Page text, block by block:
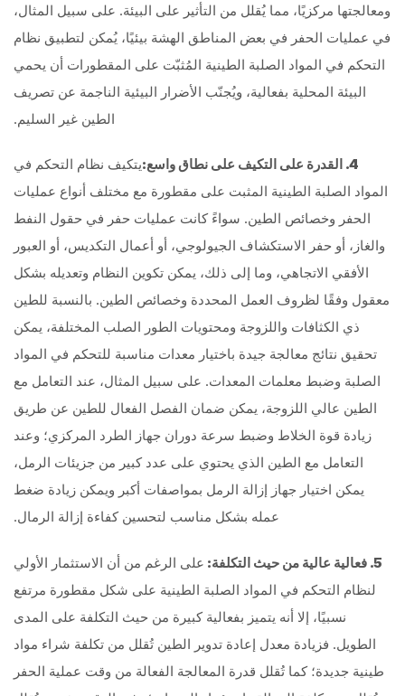
ومعالجتها مركزيًا، مما يُقلل من التأثير على البيئة. على سبيل المثال،
في عمليات الحفر في بعض المناطق الهشة بيئيًا، يُمكن لتطبيق نظام
التحكم في المواد الصلبة الطينية المُثبّت على المقطورات أن يحمي
البيئة المحلية بفعالية، ويُجنّب الأضرار البيئية الناجمة عن تصريف
الطين غير السليم.
4. القدرة على التكيف على نطاق واسع:
يتكيف نظام التحكم في
المواد الصلبة الطينية المثبت على مقطورة مع مختلف أنواع عمليات
الحفر وخصائص الطين. سواءً كانت عمليات حفر في حقول النفط
والغاز، أو حفر الاستكشاف الجيولوجي، أو أعمال التكديس، أو العبور
الأفقي الاتجاهي، وما إلى ذلك، يمكن تكوين النظام وتعديله بشكل
معقول وفقًا لظروف العمل المحددة وخصائص الطين. بالنسبة للطين
ذي الكثافات واللزوجة ومحتويات الطور الصلب المختلفة، يمكن
تحقيق نتائج معالجة جيدة باختيار معدات مناسبة للتحكم في المواد
الصلبة وضبط معلمات المعدات. على سبيل المثال، عند التعامل مع
الطين عالي اللزوجة، يمكن ضمان الفصل الفعال للطين عن طريق
زيادة قوة الخلاط وضبط سرعة دوران جهاز الطرد المركزي؛ وعند
التعامل مع الطين الذي يحتوي على عدد كبير من جزيئات الرمل،
يمكن اختيار جهاز إزالة الرمل بمواصفات أكبر ويمكن زيادة ضغط
عمله بشكل مناسب لتحسين كفاءة إزالة الرمال.
5. فعالية عالية من حيث التكلفة:
على الرغم من أن الاستثمار الأولي
لنظام التحكم في المواد الصلبة الطينية على شكل مقطورة مرتفع
نسبيًا، إلا أنه يتميز بفعالية كبيرة من حيث التكلفة على المدى
الطويل. فزيادة معدل إعادة تدوير الطين تُقلل من تكلفة شراء مواد
طينية جديدة؛ كما تُقلل قدرة المعالجة الفعالة من وقت عملية الحفر